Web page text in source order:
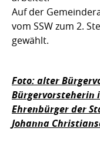
Auf der
vom SSW zum 2.
gewählt.
Foto: alter
Bürgervorsteherin
Ehrenbürger der
Johanna